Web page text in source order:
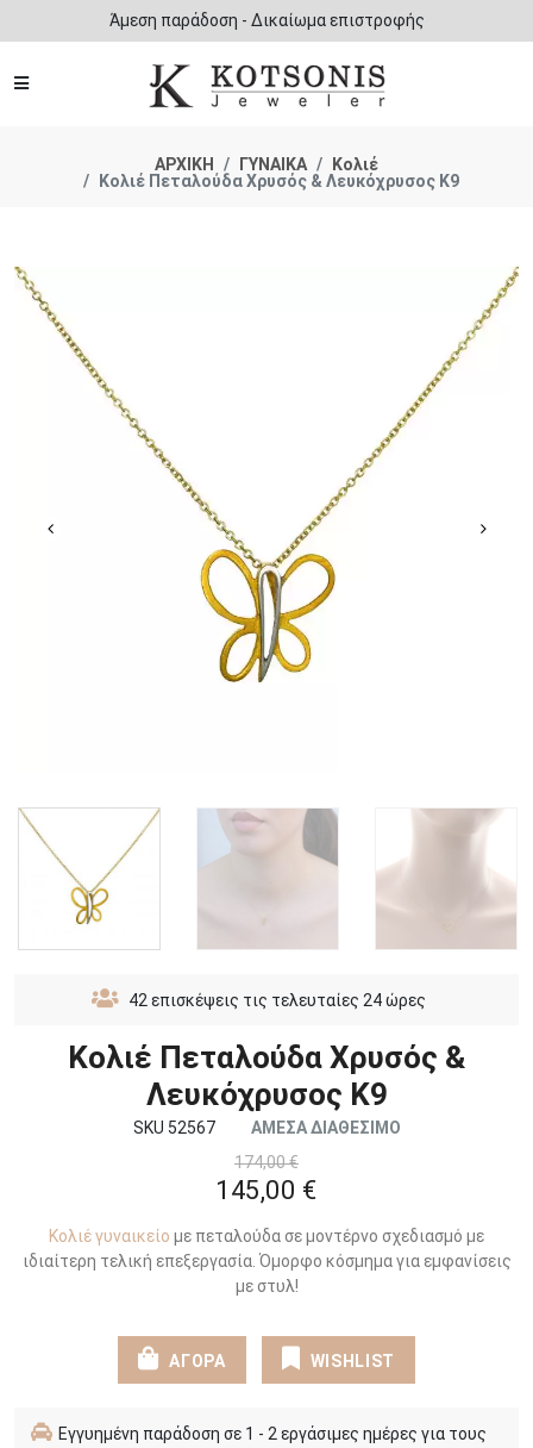
Άμεση παράδοση - Δικαίωμα επιστροφής
ΑΡΧΙΚΗ ΓΥΝΑΙΚΑ
Κολιέ
Κολιέ Πεταλούδα Χρυσός & Λευκόχρυσος Κ9
42 επισκέψεις τις τελευταίες 24 ώρες
Κολιέ Πεταλούδα Χρυσός &
Λευκόχρυσος Κ9
SKU 52567
ΑΜΕΣΑ ΔΙΑΘΕΣΙΜΟ
174,00 €
145,00 €
Κολιέ γυναικείο με πεταλούδα σε μοντέρνο σχεδιασμό με
ιδιαίτερη τελική επεξεργασία. Όμορφο κόσμημα για εμφανίσεις
με στυλ!
ΑΓΟΡΑ WISHLIST
Εγγυημένη παράδοση σε 1 - 2 εργάσιμες ημέρες για τους